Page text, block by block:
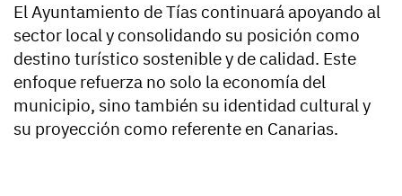
El Ayuntamiento de Tías continuará apoyando al
sector local y consolidando su posición como
destino turístico sostenible y de calidad. Este
enfoque refuerza no solo la economía del
municipio, sino también su identidad cultural y
su proyección como referente en Canarias.